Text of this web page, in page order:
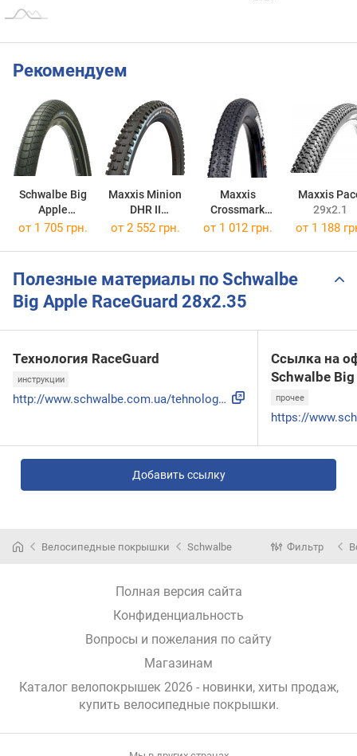
Рекомендуем
Schwalbe Big
Apple
RaceGuard
Maxxis Minion
DHR II
27.5x2.4 TB85962600
Maxxis
Crossmark
29x2.1
Maxxis
29x2.1
от 1 705 грн. от 2 552 грн. от 1 012 грн. от 1 188
Полезные материалы по Schwalbe
Big Apple RaceGuard 28x2.35
Технология RaceGuard
инструкции
http://www.schwalbe.com.ua/tehnologii/raceguard.html
Ссылка на
Schwalbe
прочее
Добавить ссылку
Велосипедные покрышки Schwalbe Фильтр
Полная версия сайта
Конфиденциальность
Вопросы и пожелания по сайту
Магазинам
Каталог велопокрышек 2026 - новинки, хиты продаж,
купить велосипедные покрышки.